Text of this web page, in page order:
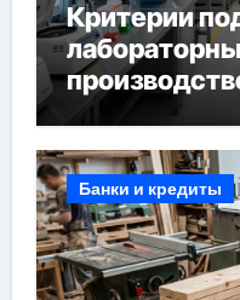
Критерии
лабораторий
Банки и кредиты